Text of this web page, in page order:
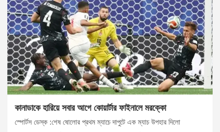
কানাডাকে হারিয়ে সবার আগে কোয়ার্টার ফাইনালে মরক্কো
স্পোর্টস ডেস্ক :শেষ ষোলোর প্রথম ম্যাচে দাপুটে এক ম্যাচ উপহার দিলো